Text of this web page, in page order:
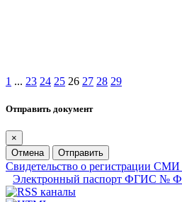
1 ... 23 24 25 26 27 28 29
Отправить документ
×
Отмена
Отправить
Свидетельство о регистрации
Электронный паспорт ФГИС №